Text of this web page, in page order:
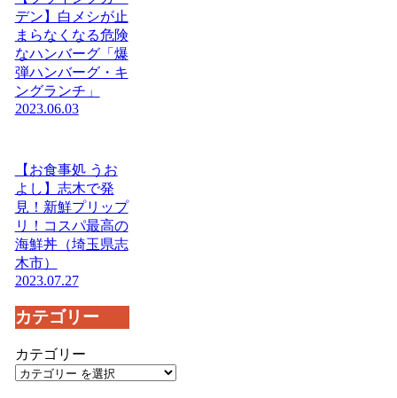
デン】白メシが止
まらなくなる危険
なハンバーグ「爆
弾ハンバーグ・キ
ングランチ」
2023.06.03
【お食事処 うお
よし】志木で発
見！新鮮プリップ
リ！コスパ最高の
海鮮丼（埼玉県志
木市）
2023.07.27
カテゴリー
カテゴリー